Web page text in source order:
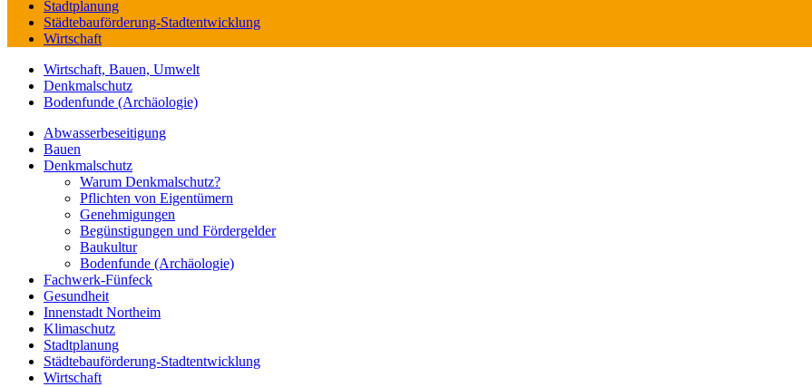
Stadtplanung
Städtebauförderung-Stadtentwicklung
Wirtschaft
Wirtschaft, Bauen, Umwelt
Denkmalschutz
Bodenfunde (Archäologie)
Abwasserbeseitigung
Bauen
Denkmalschutz
Warum Denkmalschutz?
Pflichten von Eigentümern
Genehmigungen
Begünstigungen und Fördergelder
Baukultur
Bodenfunde (Archäologie)
Fachwerk-Fünfeck
Gesundheit
Innenstadt Northeim
Klimaschutz
Stadtplanung
Städtebauförderung-Stadtentwicklung
Wirtschaft